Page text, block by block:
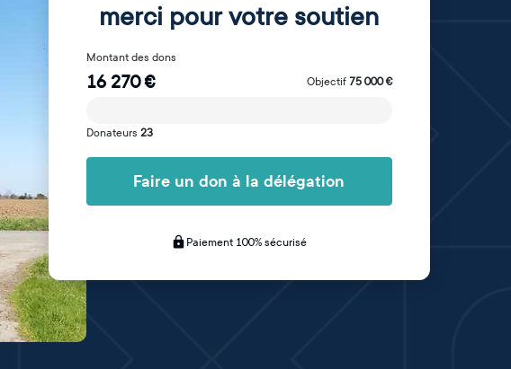
merci pour votre soutien
Montant des dons
16 270€ Objectif 75 000€
Donateurs 23
Faire un don à la délégation
Paiement 100% sécurisé